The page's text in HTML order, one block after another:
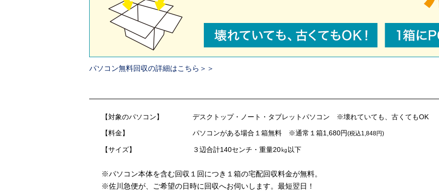
パソコン無料回収の詳細はこちら＞＞
【対象のパソコン】 デスクトップ・ノート・タブレットパソコン ※壊れていても、古くてもOK
【料金】 パソコンがある場合１箱無料 ※通常１箱1,680円(税込1,848円)
【サイズ】 ３辺合計140センチ・重量20㎏以下
※パソコン本体を含む回収１回につき１箱の宅配回収料金が無料。
※佐川急便が、ご希望の日時に回収へお伺いします。最短翌日！